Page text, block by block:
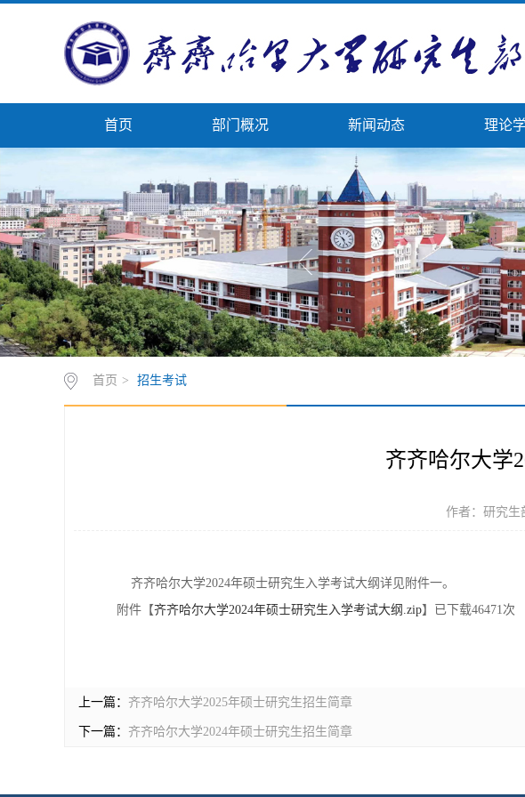
首页 部门概况 新闻动态 理论
首页 > 招生考试
齐齐哈尔大学
作者：研究生
齐齐哈尔大学2024年硕士研究生入学考试大纲详见附件一。
附件【齐齐哈尔大学2024年硕士研究生入学考试大纲.zip】已下载46471 次
上一篇： 齐齐哈尔大学2025年硕士研究生招生简章
下一篇： 齐齐哈尔大学2024年硕士研究生招生简章